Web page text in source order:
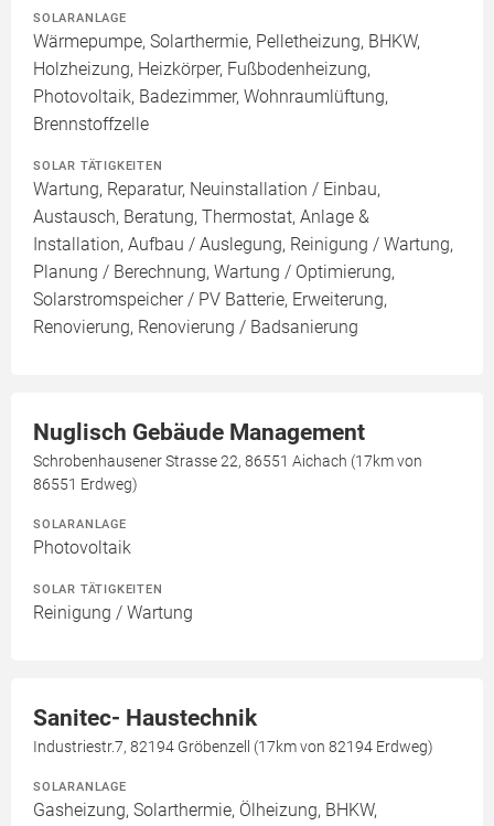
SOLARANLAGE
Wärmepumpe, Solarthermie, Pelletheizung, BHKW,
Holzheizung, Heizkörper, Fußbodenheizung,
Photovoltaik, Badezimmer, Wohnraumlüftung,
Brennstoffzelle
SOLAR TÄTIGKEITEN
Wartung, Reparatur, Neuinstallation / Einbau,
Austausch, Beratung, Thermostat, Anlage &
Installation, Aufbau / Auslegung, Reinigung / Wartung,
Planung / Berechnung, Wartung / Optimierung,
Solarstromspeicher / PV Batterie, Erweiterung,
Renovierung, Renovierung / Badsanierung
Nuglisch Gebäude Management
Schrobenhausener Strasse 22, 86551 Aichach (17km von
86551 Erdweg)
SOLARANLAGE
Photovoltaik
SOLAR TÄTIGKEITEN
Reinigung / Wartung
Sanitec- Haustechnik
Industriestr.7, 82194 Gröbenzell (17km von 82194 Erdweg)
SOLARANLAGE
Gasheizung, Solarthermie, Ölheizung, BHKW,